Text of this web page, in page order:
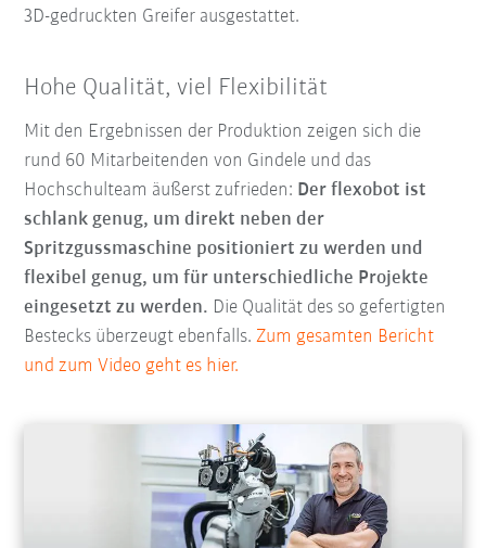
3D-gedruckten Greifer ausgestattet.
Hohe Qualität, viel Flexibilität
Mit den Ergebnissen der Produktion zeigen sich die
rund 60 Mitarbeitenden von Gindele und das
Hochschulteam äußerst zufrieden: Der flexobot ist
schlank genug, um direkt neben der
Spritzgussmaschine positioniert zu werden und
flexibel genug, um für unterschiedliche Projekte
eingesetzt zu werden. Die Qualität des so gefertigten
Bestecks überzeugt ebenfalls.Zum gesamten Bericht
und zum Video geht es hier.